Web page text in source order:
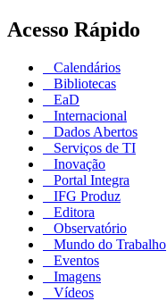
Acesso Rápido
Calendários
Bibliotecas
EaD
Internacional
Dados Abertos
Serviços de TI
Inovação
Portal Integra
IFG Produz
Editora
Observatório
Mundo do Trabalho
Eventos
Imagens
Vídeos